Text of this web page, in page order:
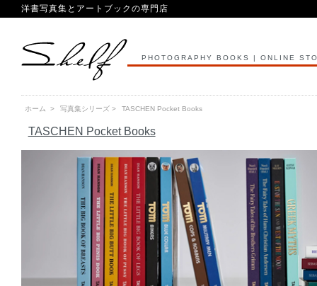
洋書写真集とアートブックの専門店
PHOTOGRAPHY BOOKS | ONLINE
ホーム > 写真集シリーズ> TASCHEN Pocket Books
TASCHEN Pocket Books